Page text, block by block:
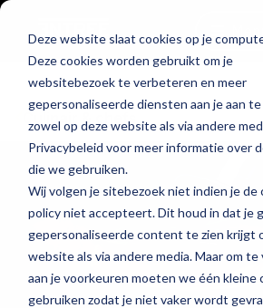
Deze website slaat cookies op je
Deze cookies worden gebruikt om je
websitebezoek te verbeteren en meer
gepersonaliseerde diensten aan je aan
zowel op deze website als via andere
Privacybeleid voor meer informatie over
die we gebruiken.
Wij volgen je sitebezoek niet indien je de
policy niet accepteert. Dit houd in dat je
gepersonaliseerde content te zien krijgt
website als via andere media. Maar om te
aan je voorkeuren moeten we één kleine
gebruiken zodat je niet vaker wordt
Menu
Culinair & chefs